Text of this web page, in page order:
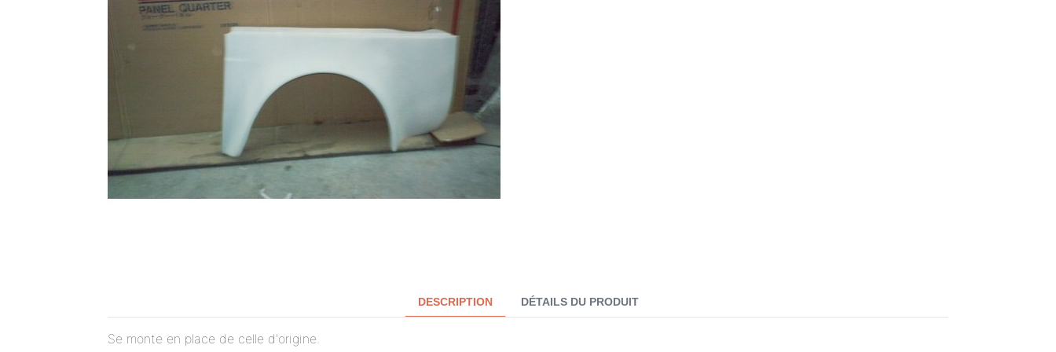
DESCRIPTION DÉTAILS DU PRODUIT
Se monte en place de celle d'origine.